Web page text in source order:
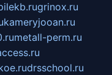
grinox.ru
kameryjooan.ru
metall-perm.ru
drsschool.ru